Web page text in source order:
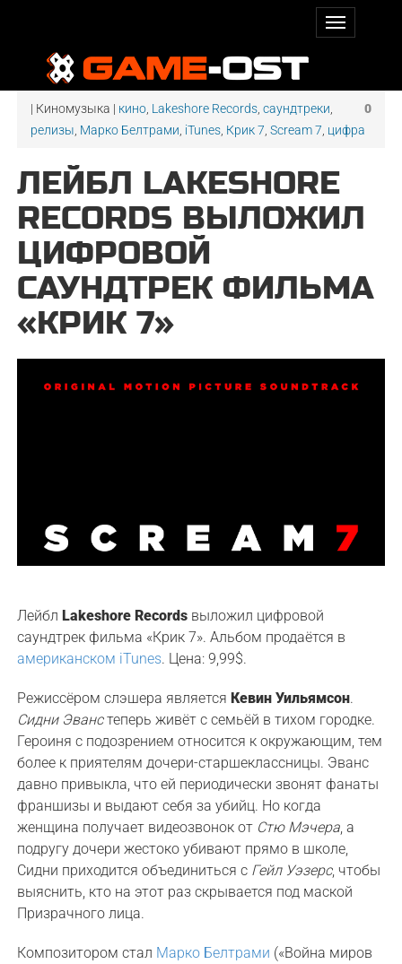
0
| Киномузыка | кино Lakeshore Records ,саундтреки
релизы Марко Белтрами iTunes Крик 7 ,Scream 7 цифра
ЛЕЙБЛ LAKESHORE
RECORDS ВЫЛОЖИЛ
ЦИФРОВОЙ
САУНДТРЕК ФИЛЬМА
«КРИК 7»
ЛейблLakeshore Records выложил цифровой
саундтрек фильма «Крик 7». Альбом продаётся в
американском iTunes. Цена: 9,99$.
Режиссёром слэшера являетсяКевин Уильямсон.
Сидни Эванстеперь живёт с семьёй в тихом городке.
Героиня с подозрением относится к окружающим, тем
более к приятелям дочери-старшеклассницы. Эванс
давно привыкла, что ей периодически звонят фанаты
франшизы и выдают себя за убийц. Но когда
женщина получает видеозвонок от Стю Мэчера , а
подругу дочери жестоко убивают прямо в школе,
Сидни приходится объединиться с Гейл Уэзерс, чтобы
выяснить, кто на этот раз скрывается под маской
Призрачного лица.
Композитором стал Марко Белтрами («Война миров